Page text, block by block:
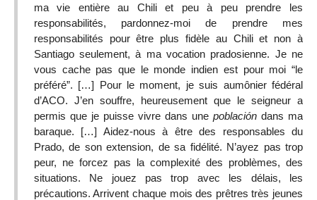
ma vie entière au Chili et peu à peu prendre les
responsabilités, pardonnez-moi de prendre mes
responsabilités pour être plus fidèle au Chili et non à
Santiago seulement, à ma vocation pradosienne. Je ne
vous cache pas que le monde indien est pour moi “le
préféré”. […] Pour le moment, je suis aumônier fédéral
d’ACO. J’en souffre, heureusement que le seigneur a
permis que je puisse vivre dans une poblacióndans ma
baraque. […] Aidez-nous à être des responsables du
Prado, de son extension, de sa fidélité. N’ayez pas trop
peur, ne forcez pas la complexité des problèmes, des
situations. Ne jouez pas trop avec les délais, les
précautions. Arrivent chaque mois des prêtres très jeunes